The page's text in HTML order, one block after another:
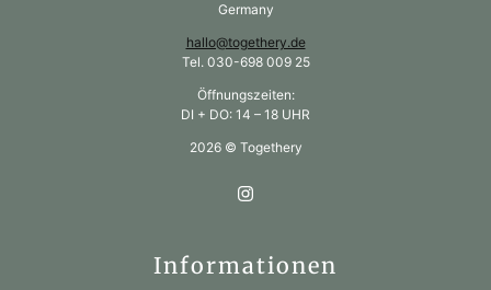
Germany
hallo@togethery.de
Tel. 030-698 009 25
Öffnungszeiten:
DI + DO: 14 – 18 UHR
2026 © Togethery
Informationen